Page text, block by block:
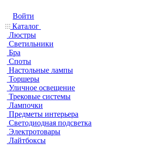
Войти
Каталог
Люстры
Светильники
Бра
Споты
Настольные лампы
Торшеры
Уличное освещение
Трековые системы
Лампочки
Предметы интерьера
Светодиодная подсветка
Электротовары
Лайтбоксы